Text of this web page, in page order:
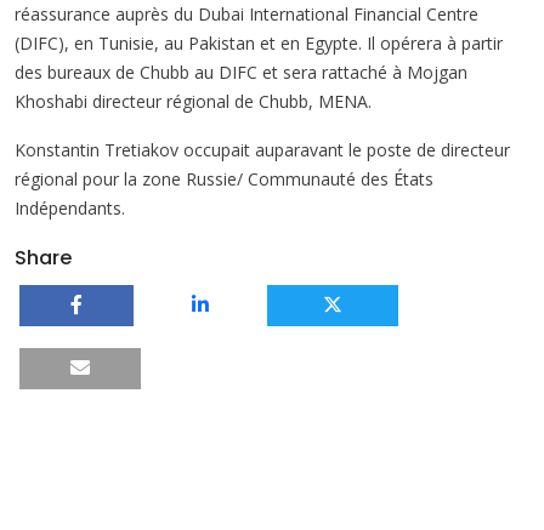
réassurance auprès du Dubai International Financial Centre
(DIFC), en Tunisie, au Pakistan et en Egypte. Il opérera à partir
des bureaux de Chubb au DIFC et sera rattaché à Mojgan
Khoshabi directeur régional de Chubb, MENA.
Konstantin Tretiakov occupait auparavant le poste de directeur
régional pour la zone Russie/ Communauté des États
Indépendants.
Share